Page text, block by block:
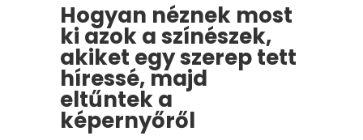
Hogyan néznek most
ki azok a színészek,
akiket egy szerep tett
híressé, majd
eltűntek a
képernyőről